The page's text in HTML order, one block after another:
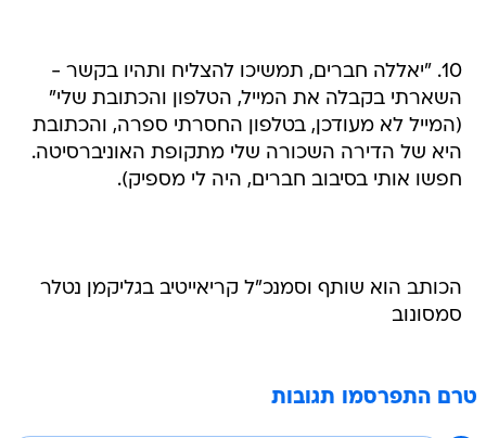
10. "יאללה חברים, תמשיכו להצליח ותהיו בקשר -
השארתי בקבלה את המייל, הטלפון והכתובת שלי"
(המייל לא מעודכן, בטלפון החסרתי ספרה, והכתובת
היא של הדירה השכורה שלי מתקופת האוניברסיטה.
חפשו אותי בסיבוב חברים, היה לי מספיק).
הכותב הוא שותף וסמנכ"ל קריאייטיב בגליקמן נטלר
סמסונוב
טרם התפרסמו תגובות